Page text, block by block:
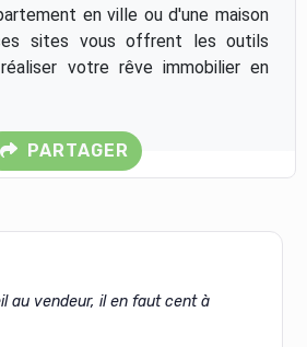
en ville ou d'une maison
sites vous offrent les outils
votre rêve immobilier en
PARTAGER
au vendeur, il en faut cent à